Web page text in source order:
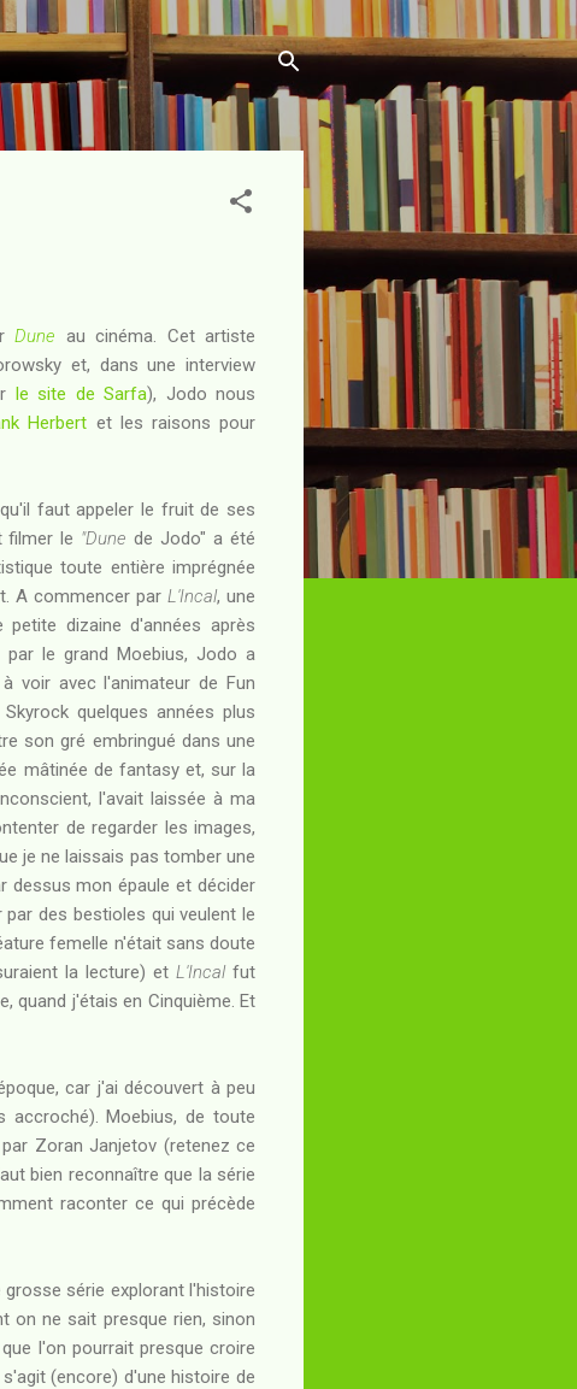
Dune au cinéma. Cet artiste
et, dans une interview
le site de Sarfa), Jodo nous
Herbert et les raisons pour
faut appeler le fruit de ses
filmer le "Dune de Jodo" a été
toute entière imprégnée
A commencer parL'Incal, une
dizaine d'années après
le grand Moebius, Jodo a
voir avec l'animateur de Fun
quelques années plus
son gré embringué dans une
mâtinée de fantasy et, sur la
l'avait laissée à ma
de regarder les images,
je ne laissais pas tomber une
dessus mon épaule et décider
des bestioles qui veulent le
femelle n'était sans doute
la lecture) etL'Incalfut
quand j'étais en Cinquième. Et
car j'ai découvert à peu
accroché). Moebius, de toute
Zoran Janjetov (retenez ce
bien reconnaître que la série
raconter ce qui précède
grosse série explorant l'histoire
on ne sait presque rien, sinon
l'on pourrait presque croire
(encore) d'une histoire de